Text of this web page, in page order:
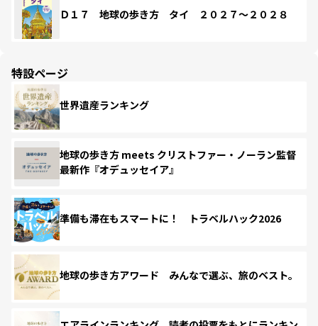
Ｄ１７ 地球の歩き方 タイ ２０２７～２０２８
特設ページ
世界遺産ランキング
地球の歩き方 meets クリストファー・ノーラン監督
最新作『オデュッセイア』
準備も滞在もスマートに！ トラベルハック2026
地球の歩き方アワード みんなで選ぶ、旅のベスト。